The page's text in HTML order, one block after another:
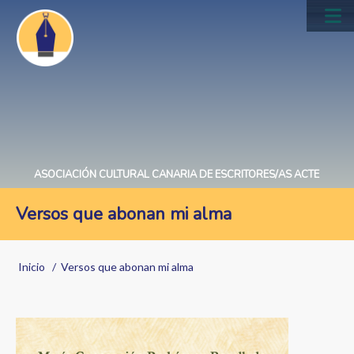
Pasar
contenido
principal
ASOCIACIÓN CULTURAL CANARIA DE ESCRITORES/AS ACTE
Versos que abonan mi alma
Sobrescribir
de
ayuda
Inicio Versos que abonan mi alma
Image